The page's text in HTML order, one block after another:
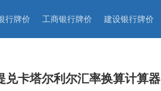
行牌价 工商银行牌价 建设银行牌价
兑卡塔尔利尔汇率换算计算器